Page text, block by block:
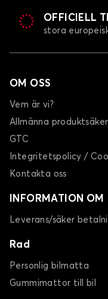
OFFICIELL
stora
OM OSS
Vem är vi?
Allmänna
GTC
Integritetspolicy /
Kontakta oss
INFORMATION OM
Leverans/säker
Rad
Personlig bilmatta
Gummimattor till bil